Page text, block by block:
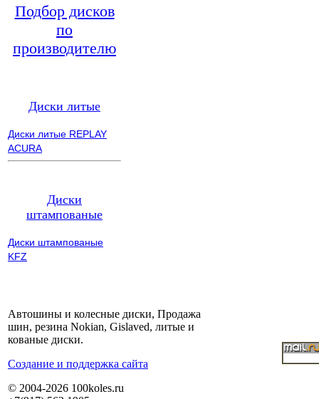
Подбор дисков
по
производителю
Диски литые
Диски литые REPLAY
ACURA
Диски
штампованые
Диски штампованые
KFZ
Автошины и колесные диски, Продажа
шин, резина Nokian, Gislaved, литые и
кованые диски.
Cоздание и поддержка сайта
© 2004-2026 100koles.ru